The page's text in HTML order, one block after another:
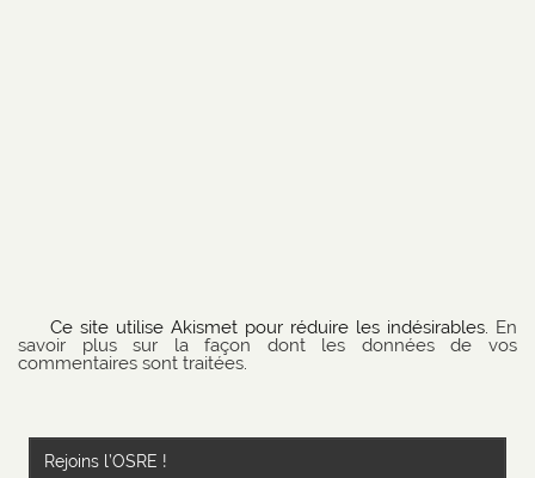
Ce site utilise Akismet pour réduire les indésirables. En
savoir plus sur la façon dont les données de vos
commentaires sont traitées.
Rejoins l’OSRE !